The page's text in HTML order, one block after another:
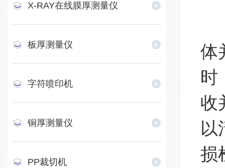
X-RAY在线膜厚测量仪
板厚测量仪
字符喷印机
铜厚测量仪
PP裁切机
体
时
收
以
损